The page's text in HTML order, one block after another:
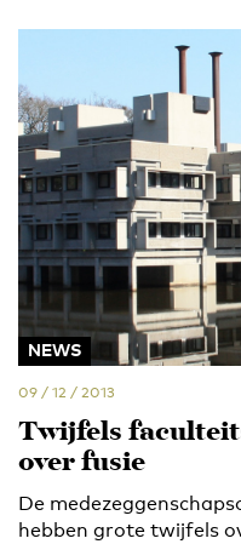
NEWS
09 / 12 / 2013
Twijfels
over fusie
De
hebben grote twijfels